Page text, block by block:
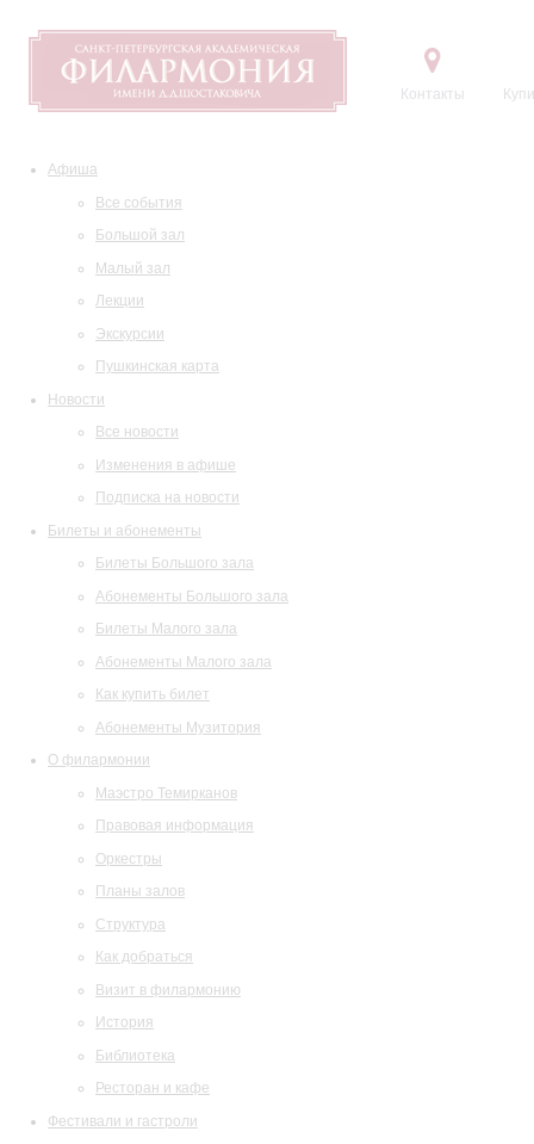
Контакты
Афиша
Все события
Большой зал
Малый зал
Лекции
Экскурсии
Пушкинская карта
Новости
Все новости
Изменения в афише
Подписка на новости
Билеты и абонементы
Билеты Большого зала
Абонементы Большого зала
Билеты Малого зала
Абонементы Малого зала
Как купить билет
Абонементы Музитория
О филармонии
Маэстро Темирканов
Правовая информация
Оркестры
Планы залов
Структура
Как добраться
Визит в филармонию
История
Библиотека
Ресторан и кафе
Фестивали и гастроли